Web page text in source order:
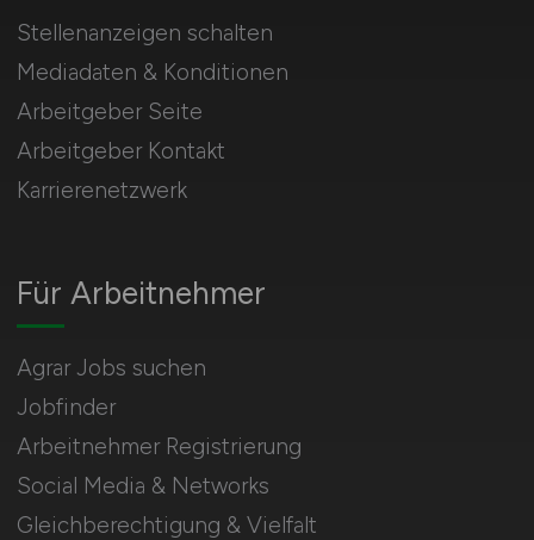
Für Arbeitnehmer
Agrar Jobs suchen
Jobfinder
Arbeitnehmer Registrierung
Social Media & Networks
Gleichberechtigung & Vielfalt
Stellenanzeigen schalten
Mediadaten & Konditionen
Arbeitgeber Seite
Arbeitgeber Kontakt
Karrierenetzwerk